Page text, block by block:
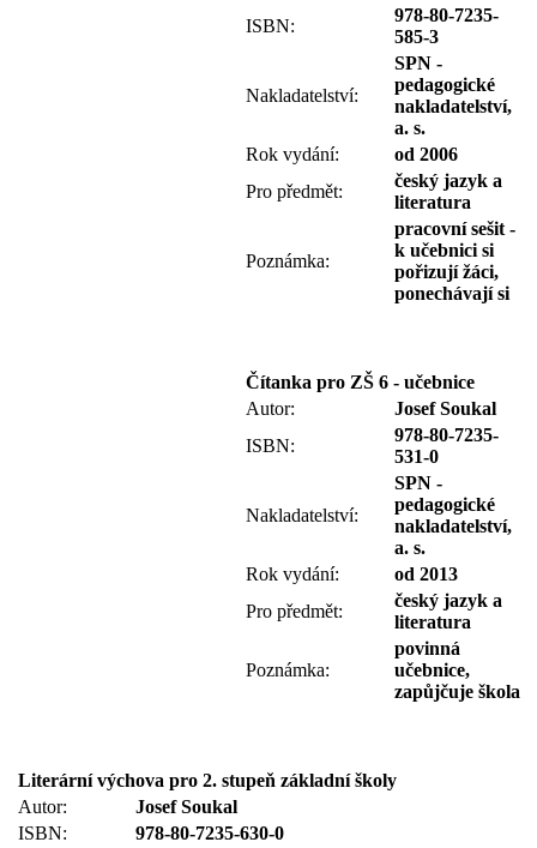
ISBN:
978-80-7235-
585-3
Nakladatelství:
SPN -
pedagogické
nakladatelství,
a. s.
Rok vydání:
od 2006
Pro předmět:
český jazyk a
literatura
Poznámka:
pracovní sešit -
k učebnici si
pořizují žáci,
ponechávají si
Čítanka pro ZŠ 6 - učebnice
Autor:
Josef Soukal
ISBN:
978-80-7235-
531-0
Nakladatelství:
SPN -
pedagogické
nakladatelství,
a. s.
Rok vydání:
od 2013
Pro předmět:
český jazyk a
literatura
Poznámka:
povinná
učebnice,
zapůjčuje škola
Literární výchova pro 2. stupeň základní školy
Autor:
Josef Soukal
ISBN:
978-80-7235-630-0